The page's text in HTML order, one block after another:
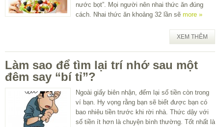
nước bọt”. Mọi người nên nhai thức ăn đúng
cách. Nhai thức ăn khoảng 32 lần sẽ more »
XEM THÊM
Làm sao để tìm lại trí nhớ sau một
đêm say “bí tỉ”?
Ngoài giấy biên nhận, đếm lại số tiền còn trong
ví bạn. Hy vọng rằng bạn sẽ biết được bạn có
bao nhiêu tiền trước khi rời nhà. Thức dậy với
số tiền ít hơn là chuyện bình thường. Tốt nhất là